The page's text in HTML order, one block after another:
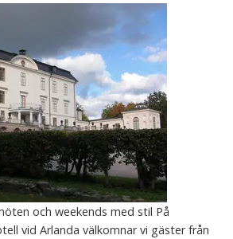
och weekends med stil På
vid Arlanda välkomnar vi gäster från